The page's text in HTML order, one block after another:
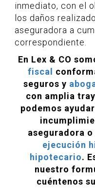
inmediato, con el
los daños
aseguradora a
correspondiente.
En Lex & CO
fiscal
seguros y
con amplia
podemos
aseguradora
ejecución
hipotecario.
nuestro
cuéntenos